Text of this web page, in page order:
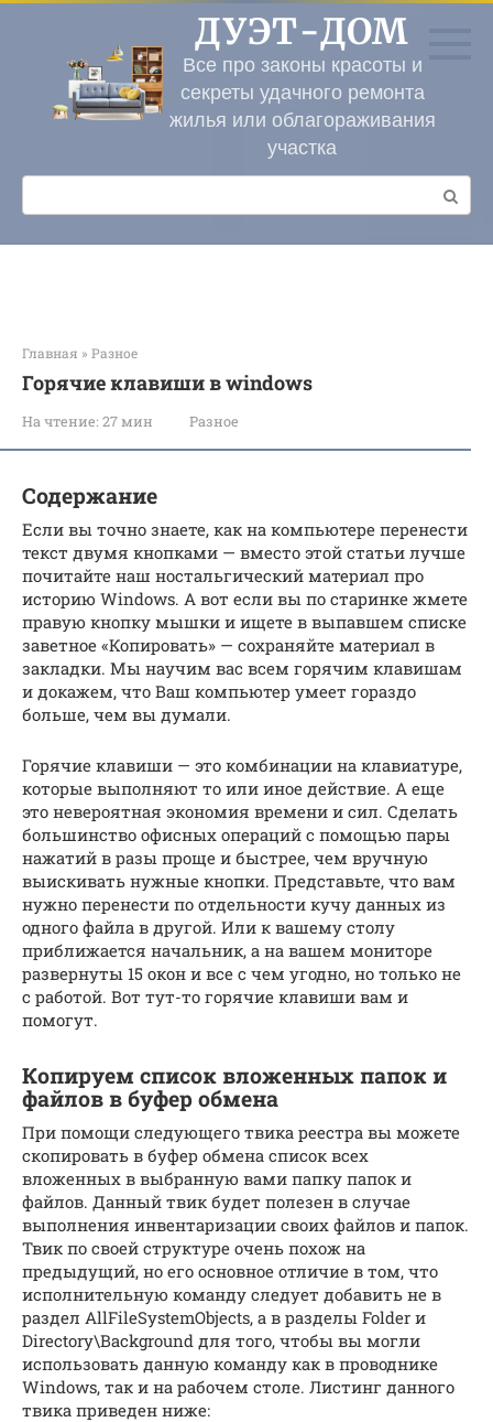
Перейти
контенту
ДУЭТ-ДОМ
Все про законы красоты и
секреты удачного ремонта
жилья или облагораживания
участка
Поиск:
Главная » Разное
Горячие клавиши в windows
На чтение: 27 мин Разное
Содержание
Если вы точно знаете, как на компьютере перенести
текст двумя кнопками — вместо этой статьи лучше
почитайте наш ностальгический материал про
историю Windows. А вот если вы по старинке жмете
правую кнопку мышки и ищете в выпавшем списке
заветное «Копировать» — сохраняйте материал в
закладки. Мы научим вас всем горячим клавишам
и докажем, что Ваш компьютер умеет гораздо
больше, чем вы думали.
Горячие клавиши — это комбинации на клавиатуре,
которые выполняют то или иное действие. А еще
это невероятная экономия времени и сил. Сделать
большинство офисных операций с помощью пары
нажатий в разы проще и быстрее, чем вручную
выискивать нужные кнопки. Представьте, что вам
нужно перенести по отдельности кучу данных из
одного файла в другой. Или к вашему столу
приближается начальник, а на вашем мониторе
развернуты 15 окон и все с чем угодно, но только не
с работой. Вот тут-то горячие клавиши вам и
помогут.
Копируем список вложенных папок и
файлов в буфер обмена
При помощи следующего твика реестра вы можете
скопировать в буфер обмена список всех
вложенных в выбранную вами папку папок и
файлов. Данный твик будет полезен в случае
выполнения инвентаризации своих файлов и папок.
Твик по своей структуре очень похож на
предыдущий, но его основное отличие в том, что
исполнительную команду следует добавить не в
раздел AllFileSystemObjects, а в разделы Folder и
Directory\Background для того, чтобы вы могли
использовать данную команду как в проводнике
Windows, так и на рабочем столе. Листинг данного
твика приведен ниже: